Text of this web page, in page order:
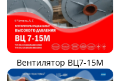
Вентилятор ВЦ7-15М